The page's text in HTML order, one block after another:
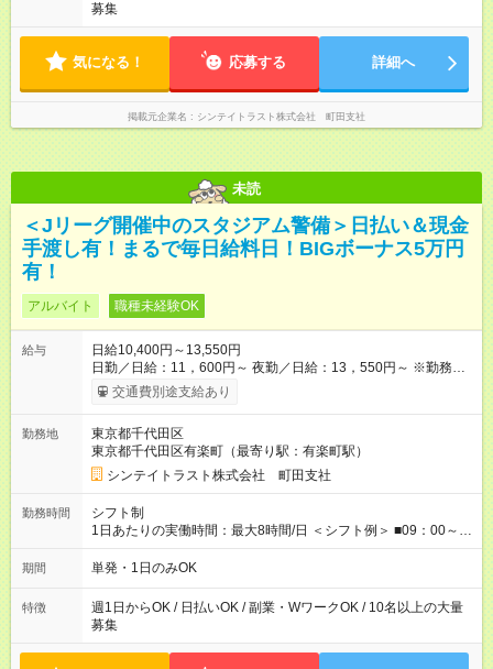
募集
気になる！ 応募する 詳細へ
掲載元企業名 シンテイトラスト株式会社 町田支社
未読
＜Jリーグ開催中のスタジアム警備＞日払い＆現金
手渡し有！まるで毎日給料日！BIGボーナス5万円
有！
アルバイト 職種未経験OK
給与
日給10,400円～13,550円
日勤／日給：11，600円～ 夜勤／日給：13，550円～ ※勤務数
が週2日以下の場合 日勤／日給：10，400円 夜勤／日給：12，
350円 ■交通費別途全額支給 ※規定あり ■支払方法：日払い └日
⇒希望をお聞かせください♪ ■各種資格手当あり ■残業手当あり ■
日給保障あり └早く終わっても”全額”支給！ ・－・－・ ≪ 法定
研修 ≫ 研修時の給与： 日給10，000円×3日間（24時間） ＝研
修費として合計30，000円支給 ＋交通費全額支給 ※規定あり
【試用期間】試用期間なし
交通費別途支給あり
勤務地
東京都千代田区
東京都千代田区有楽町（最寄り駅：有楽町駅）
シンテイトラスト株式会社 町田支社
勤務時間
シフト制
1日あたりの実働時間：最大8時間/日 ＜シフト例＞ ■09：00～
18：00 ■20：00～翌5：00 など！ 上記時間内で、 実働8時
間・休憩1時間／日
期間 単発・1日のみOK
特徴
週1日からOK / 日払いOK / 副業・WワークOK / 10名以上の大量
募集